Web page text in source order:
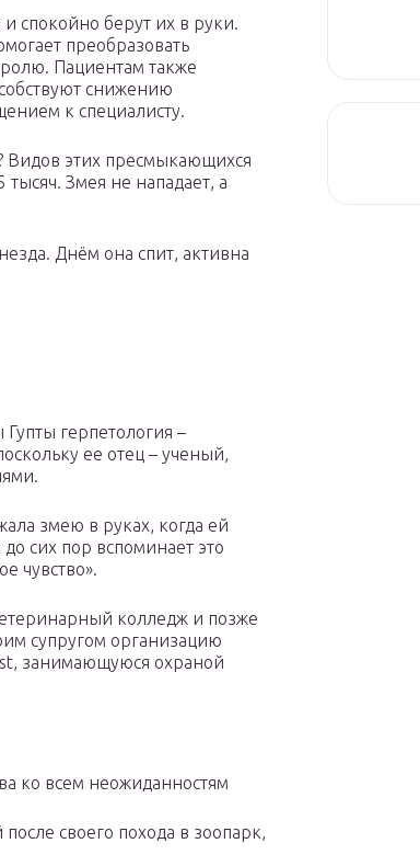
спокойно берут их в руки.
преобразовать
Пациентам также
снижению
к специалисту.
Видов этих пресмыкающихся
Змея не нападает, а
Днём она спит, активна
герпетология –
ее отец – ученый,
змею в руках, когда ей
сих пор вспоминает это
чувство».
колледж и позже
супругом организацию
занимающуюся охраной
ко всем неожиданностям
своего похода в зоопарк,